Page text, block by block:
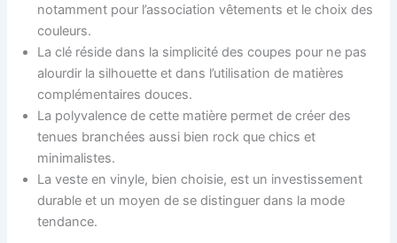
notamment pour l’association vêtements et le choix des
couleurs.
La clé réside dans la simplicité des coupes pour ne pas
alourdir la silhouette et dans l’utilisation de matières
complémentaires douces.
La polyvalence de cette matière permet de créer des
tenues branchées aussi bien rock que chics et
minimalistes.
La veste en vinyle, bien choisie, est un investissement
durable et un moyen de se distinguer dans la mode
tendance.